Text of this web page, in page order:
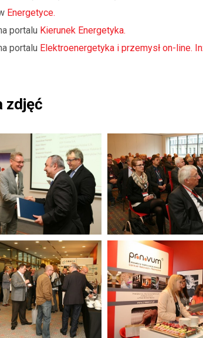
Energetyce.
portalu Kierunek Energetyka.
portalu Elektroenergetyka i przemysł on-line.
zdjęć